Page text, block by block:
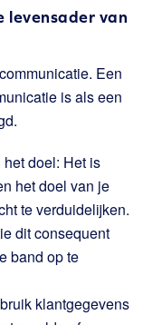
levensader van
Een
is als een
doel: Het is
het doel van je
te verduidelijken.
dit consequent
band op te
klantgegevens